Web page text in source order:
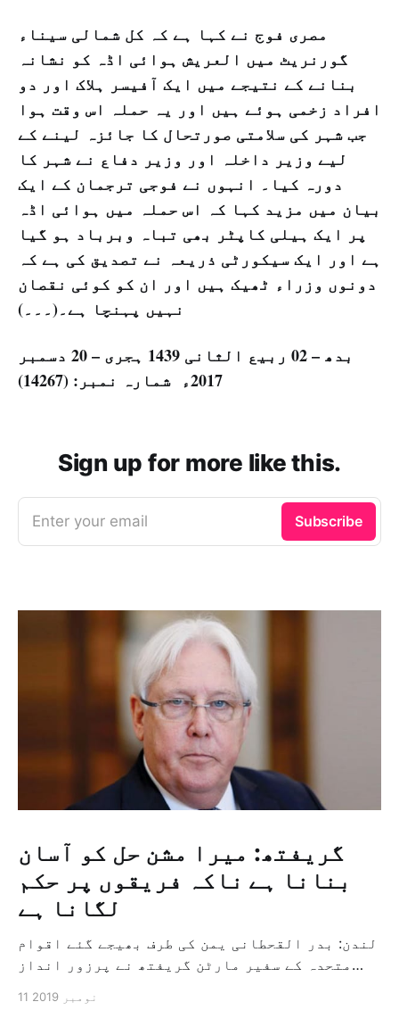
مصری فوج نے کہا ہے کہ کل شمالی سیناء
گورنریٹ میں العریش ہوائی اڈہ کو نشانہ
بنانے کے نتیجے میں ایک آفیسر ہلاک اور دو
افراد زخمی ہوئے ہیں اور یہ حملہ اس وقت ہوا
جب شہر کی سلامتی صورتحال کا جائزہ لینے کے
لیے وزیر داخلہ اور وزیر دفاع نے شہر کا
دورہ کیا۔ انہوں نے فوجی ترجمان کے ایک
بیان میں مزید کہا کہ اس حملہ میں ہوائی اڈہ
پر ایک ہیلی کاپٹر بھی تباہ وبرباد ہو گيا
ہے اور ایک سیکورٹی ذریعہ نے تصدیق کی ہے کہ
دونوں وزراء ٹھیک ہیں اور ان کو کوئی نقصان
نہیں پہنچا ہے۔(۔۔۔)
بدھ – 02 ربيع الثانی 1439 ہجری – 20 دسمبر
2017ء شمارہ نمبر: (14267)
Sign up for more like this.
Enter your email Subscribe
گریفتھ: میرا مشن حل کو آسان
بنانا ہے ناکہ فریقوں پر حکم
لگانا ہے
لندن: بدر القحطانی یمن کی طرف بھیجے گئے اقوام
متحدہ کے سفیر مارٹن گریفتھ نے پرزور انداز
ثالثی اور اس کشمکش کی حدبندی کرنے کے لئے ایک
11 نومبر 2019